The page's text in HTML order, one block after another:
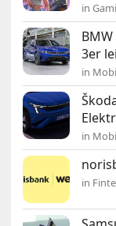
in
3er
in
in
in